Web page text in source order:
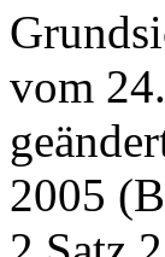
vom
2005